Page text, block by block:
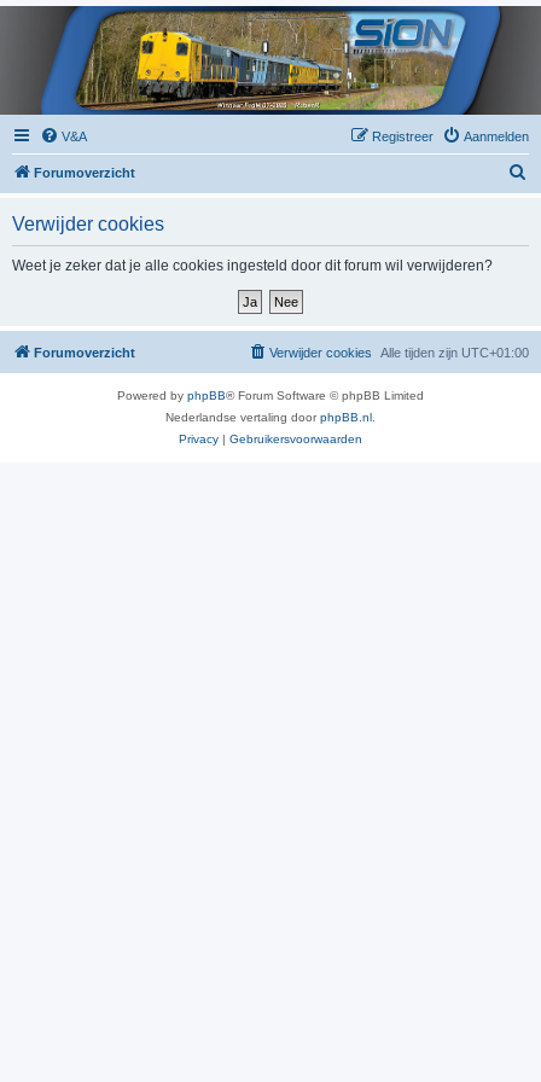
V&A Aanmelden
Registreer
Forumoverzicht
Verwijder cookies
Weet je zeker dat je alle cookies ingesteld door dit forum wil verwijderen?
Forumoverzicht Alle tijden zijn UTC+01:00
Verwijder cookies
Powered by phpBB® Forum Software © phpBB Limited
Nederlandse vertaling doorphpBB.nl
Privacy | Gebruikersvoorwaarden